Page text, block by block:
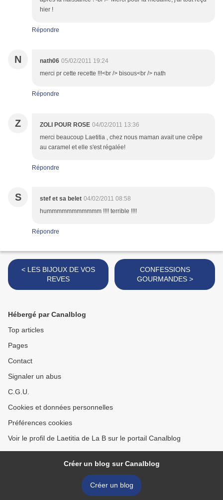
hier !
Répondre
N nath06 05/02/2011 19:24
merci pr cette recette !!!<br /> bisous<br /> nath
Répondre
Z ZOLI POUR ROSE 04/02/2011 13:36
merci beaucoup Laetitia , chez nous maman avait une crêpe
au caramel et elle s'est régalée!
Répondre
S stef et sa belet 04/02/2011 08:58
hummmmmmmmmmm !!!! terrible !!!!
Répondre
< LES BIJOUX DE VOS
REVES
CONFESSIONS
GOURMANDES >
Hébergé par Canalblog
Top articles
Pages
Contact
Signaler un abus
C.G.U.
Cookies et données personnelles
Préférences cookies
Voir le profil de Laetitia de La B sur le portail Canalblog
Créer un blog sur Canalblog
Créer un blog